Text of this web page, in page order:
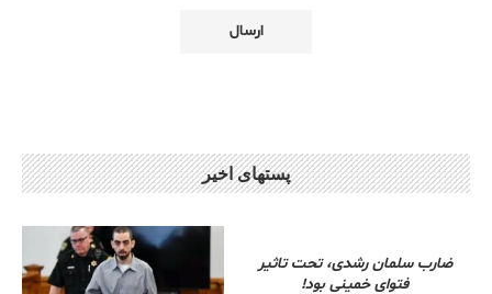
پستهای اخیر
ضارب سلمان رشدی، تحت تاثیر
فتوای خمینی بود!